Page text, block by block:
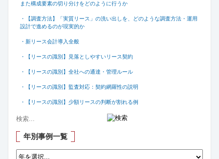
また構成要素の切り分けをどのように行うか
・【調査方法】「実質リース」の洗い出しを、どのような調査方法・運用
設計で進めるのが現実的か
・新リース会計導入全般
・【リースの識別】見落としやすいリース契約
・【リースの識別】全社への通達・管理ルール
・【リースの識別】監査対応：契約網羅性の説明
・【リースの識別】少額リースの判断が割れる例
年別事例一覧